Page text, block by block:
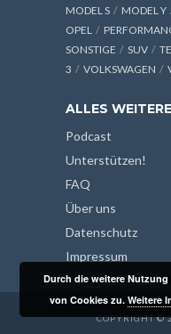
MODEL S
MODEL Y
OPEL
SONSTIGE
SUV
3
VOLKSWAGEN
ALLES WEITERE
Podcast
Unterstützen!
FAQ
Über uns
Datenschutz
Impressum
COPYRIGHT ©
Durch die weitere
von Cookies zu.Weitere